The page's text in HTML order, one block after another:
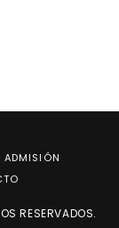
ADMISIÓN
RESERVADOS.